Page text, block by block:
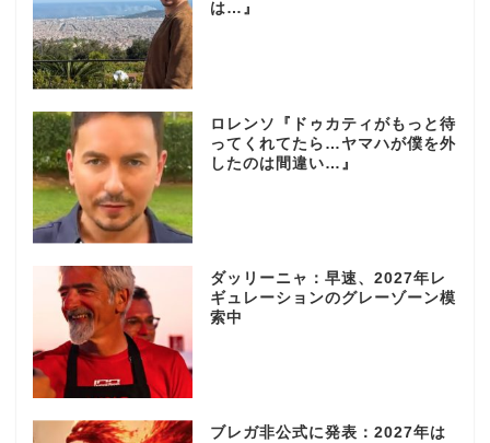
は…』
ロレンソ『ドゥカティがもっと待
ってくれてたら…ヤマハが僕を外
したのは間違い…』
ダッリーニャ：早速、2027年レ
ギュレーションのグレーゾーン模
索中
ブレガ非公式に発表：2027年は